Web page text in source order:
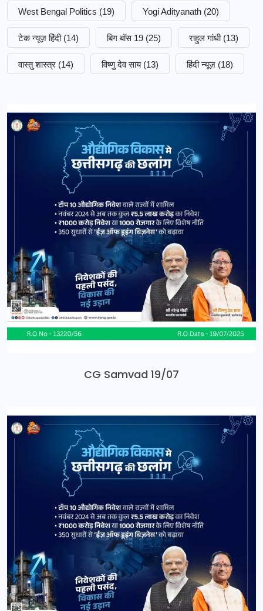
West Bengal Politics (19) Yogi Adityanath (20)
टेक न्यूज़ हिंदी (14) बिग बॉस 19 (25) राहुल गांधी (13)
वास्तु शास्त्र (14) विष्णु देव साय (13) हिंदी न्यूज़ (18)
CG Samvad 19/07